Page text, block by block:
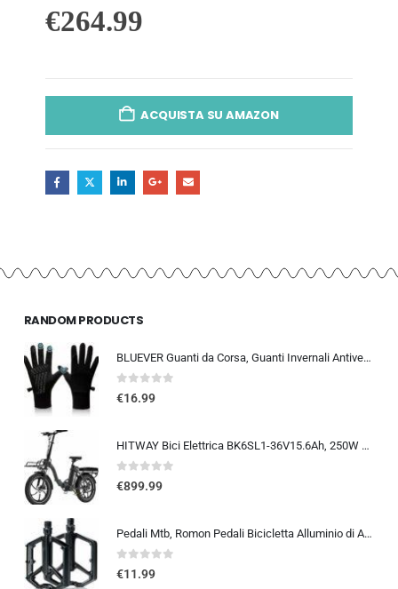
€264.99
ACQUISTA SU AMAZON
RANDOM PRODUCTS
BLUEVER Guanti da Corsa, Guanti Invernali Antivento Touchscreen Guanti Sportivi Caldi Antiscivolo Idrorepellenti per Uomo Don
0out of 5
€16.99
HITWAY Bici Elettrica BK6SL1-36V15.6Ah, 250W E Bike da 20 pollici, Autonomia 70-150km, 7 Velocità, Controllo APP, Pieghevo…
0out of 5
€899.99
Pedali Mtb, Romon Pedali Bicicletta Alluminio di Alta Qualità e Cuscinetto du Sigillato, Pedali Piatti 9/16 Lavorati a CNC co
0out of 5
€11.99